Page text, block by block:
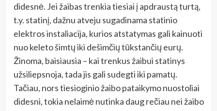
didesnė. Jei žaibas trenkia tiesiai į apdraustą turtą,
t.y. statinį, dažnu atveju sugadinama statinio
elektros instaliacija, kurios atstatymas gali kainuoti
nuo keleto šimtų iki dešimčių tūkstančių eurų.
Žinoma, baisiausia – kai trenkus žaibui statinys
užsiliepsnoja, tada jis gali sudegti iki pamatų.
Tačiau, nors tiesioginio žaibo pataikymo nuostoliai
didesni, tokia nelaimė nutinka daug rečiau nei žaibo